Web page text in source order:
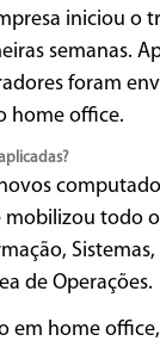
iniciou o
semanas.
foram
home office.
mobilizou todo
de Operações.
em home